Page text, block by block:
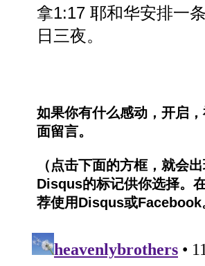
拿1:17 耶和华安排一
日三夜。
如果你有什么感动，开启
面留言。
（点击下面的方框，就会
Disqus的标记供你选择。
荐使用Disqus或